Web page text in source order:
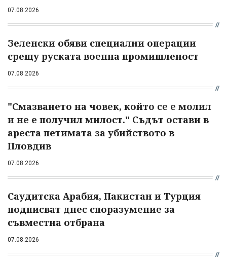
07.08.2026
Зеленски обяви специални операции
срещу руската военна промишленост
07.08.2026
"Смазването на човек, който се е молил
и не е получил милост." Съдът остави в
ареста петимата за убийството в
Пловдив
07.08.2026
Саудитска Арабия, Пакистан и Турция
подписват днес споразумение за
съвместна отбрана
07.08.2026